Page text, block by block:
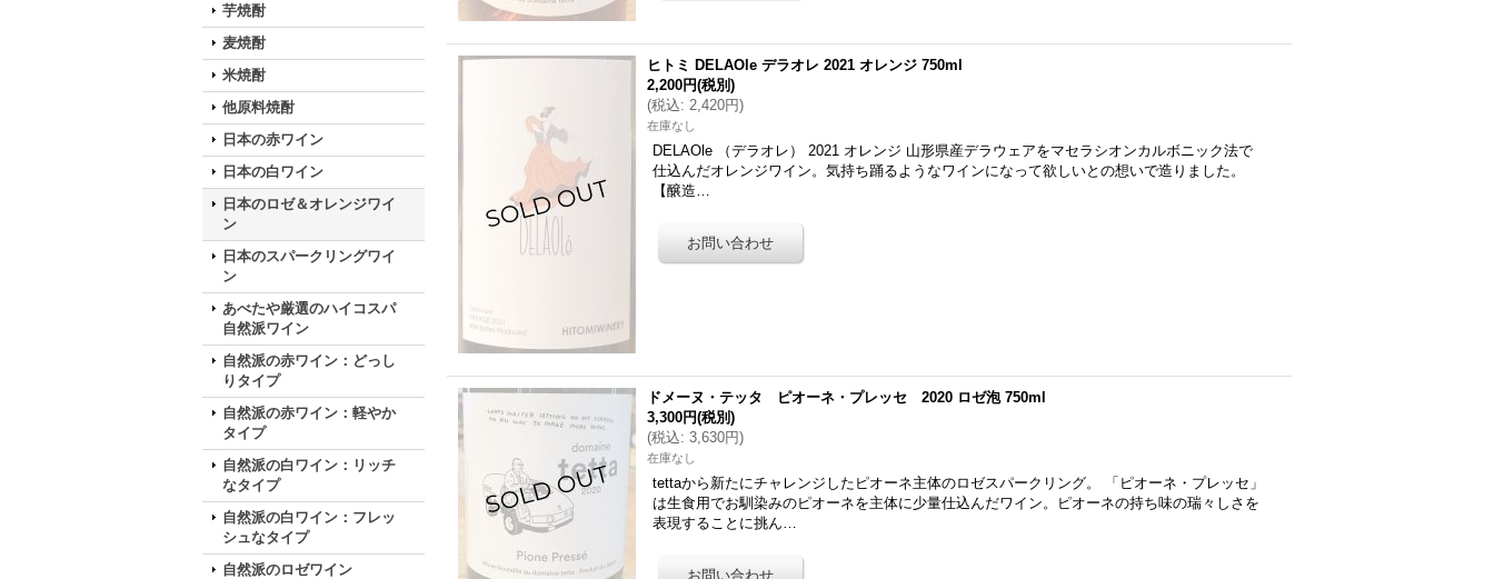
芋焼酎
麦焼酎
米焼酎
他原料焼酎
日本の赤ワイン
日本の白ワイン
日本のロゼ＆オレンジワイ
ン
日本のスパークリングワイ
ン
あべたや厳選のハイコスパ
自然派ワイン
自然派の赤ワイン：どっし
りタイプ
自然派の赤ワイン：軽やか
タイプ
自然派の白ワイン：リッチ
なタイプ
自然派の白ワイン：フレッ
シュなタイプ
自然派のロゼワイン
ヒトミ DELAOle デラオレ 2021 オレンジ 750ml
2,200円(税別)
(税込: 2,420円)
在庫なし
DELAOle （デラオレ） 2021 オレンジ 山形県産デラウェアをマセラシオンカルボニック法で
仕込んだオレンジワイン。気持ち踊るようなワインになって欲しいとの想いで造りました。
【醸造…
ドメーヌ・テッタ ピオーネ・プレッセ 2020 ロゼ泡 750ml
3,300円(税別)
(税込: 3,630円)
在庫なし
tettaから新たにチャレンジしたピオーネ主体のロゼスパークリング。 「ピオーネ・プレッセ」
は生食用でお馴染みのピオーネを主体に少量仕込んだワイン。ピオーネの持ち味の瑞々しさを
表現することに挑ん…